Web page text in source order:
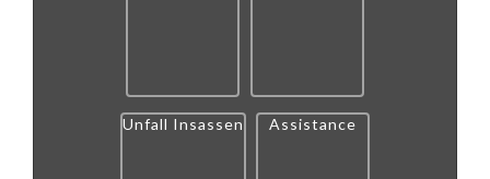
Unfall Insassen Assistance